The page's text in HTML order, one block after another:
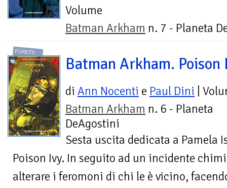
Volume
Batman Arkham n. 7 - Planeta
FUMETTI
Batman Arkham. Poison
di Ann Nocenti e Paul Dini |
Batman Arkham n. 6 - Planeta
DeAgostini
Sesta uscita dedicata a Pamela
Poison Ivy. In seguito ad un incidente
alterare i feromoni di chi le è vicino,